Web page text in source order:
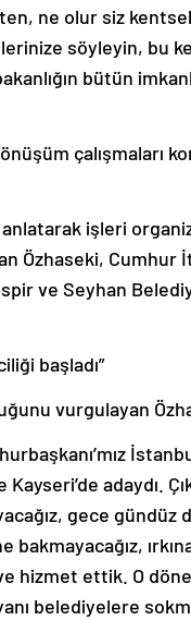
ne olur siz
söyleyin, bu
bütün
çalışmaları
anlatarak işleri
Özhaseki, Cumhur
ve Seyhan
başladı”
vurgulayan
adaydı.
gece gündüz
hizmet ettik. O
belediyelere